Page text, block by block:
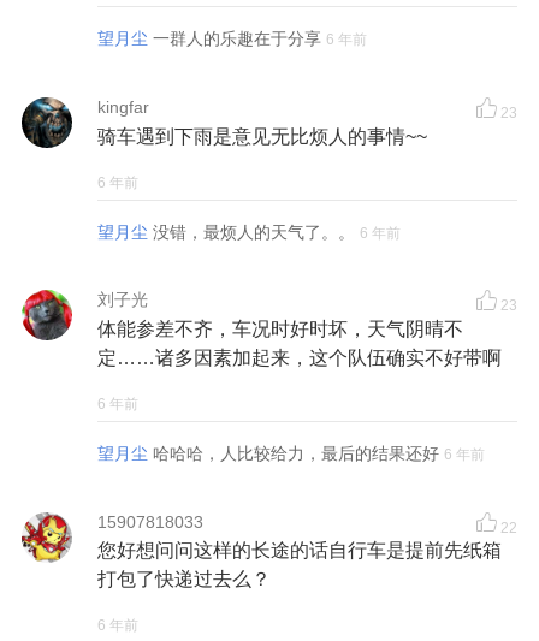
望月尘 一群人的乐趣在于分享 6 年前
kingfar 23
骑车遇到下雨是意见无比烦人的事情~~
6 年前
望月尘 没错，最烦人的天气了。。 6 年前
刘子光 23
体能参差不齐，车况时好时坏，天气阴晴不
定……诸多因素加起来，这个队伍确实不好带啊
6 年前
望月尘 哈哈哈，人比较给力，最后的结果还好 6 年前
15907818033 22
您好想问问这样的长途的话自行车是提前先纸箱
打包了快递过去么？
6 年前